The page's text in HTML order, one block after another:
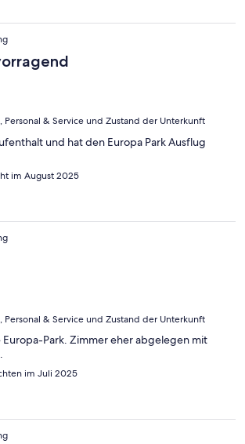
Personal & Service und Zustand der Unterkunft
und hat den Europa Park Ausflug
im August 2025
Personal & Service und Zustand der Unterkunft
Park. Zimmer eher abgelegen mit
im Juli 2025